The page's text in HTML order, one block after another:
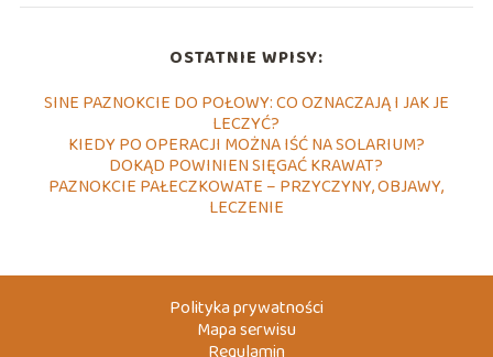
OSTATNIE WPISY:
SINE PAZNOKCIE DO POŁOWY: CO OZNACZAJĄ I JAK JE
LECZYĆ?
KIEDY PO OPERACJI MOŻNA IŚĆ NA SOLARIUM?
DOKĄD POWINIEN SIĘGAĆ KRAWAT?
PAZNOKCIE PAŁECZKOWATE – PRZYCZYNY, OBJAWY,
LECZENIE
Polityka prywatności
Mapa serwisu